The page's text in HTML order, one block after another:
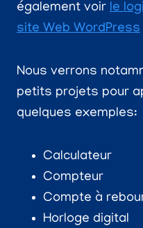
également voir le
site Web WordPress
Nous verrons
petits projets pour
quelques exemples:
Calculateur
Compteur
Compte à
Horloge digital